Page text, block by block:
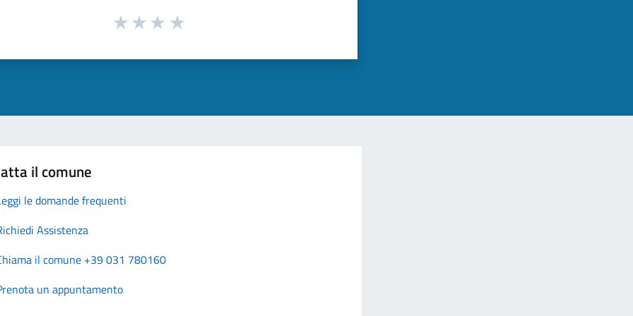
il comune
le domande frequenti
Assistenza
il comune +39 031 780160
un appuntamento